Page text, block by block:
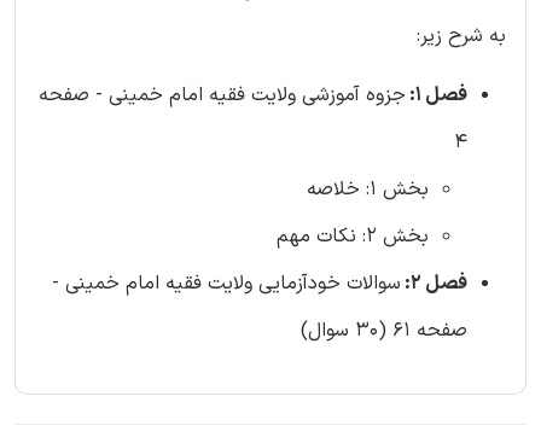
به شرح زیر:
فصل 1:
جزوه آموزشی ولایت فقیه امام خمینی - صفحه
4
بخش 1: خلاصه
بخش 2: نکات مهم
فصل 2:
سوالات خودآزمایی ولایت فقیه امام خمینی -
صفحه 61 (30 سوال)